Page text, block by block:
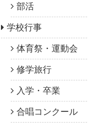
部活
学校行事
体育祭・運動会
修学旅行
入学・卒業
合唱コンクール